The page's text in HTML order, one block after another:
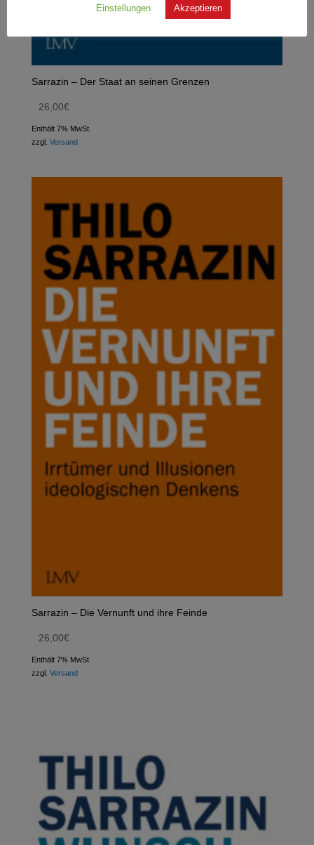
Sarrazin – Der Staat an seinen Grenzen
26,00€
Enthält 7% MwSt.
zzgl. Versand
Sarrazin – Die Vernunft und ihre Feinde
26,00€
Enthält 7% MwSt.
zzgl. Versand
Einstellungen Akzeptieren